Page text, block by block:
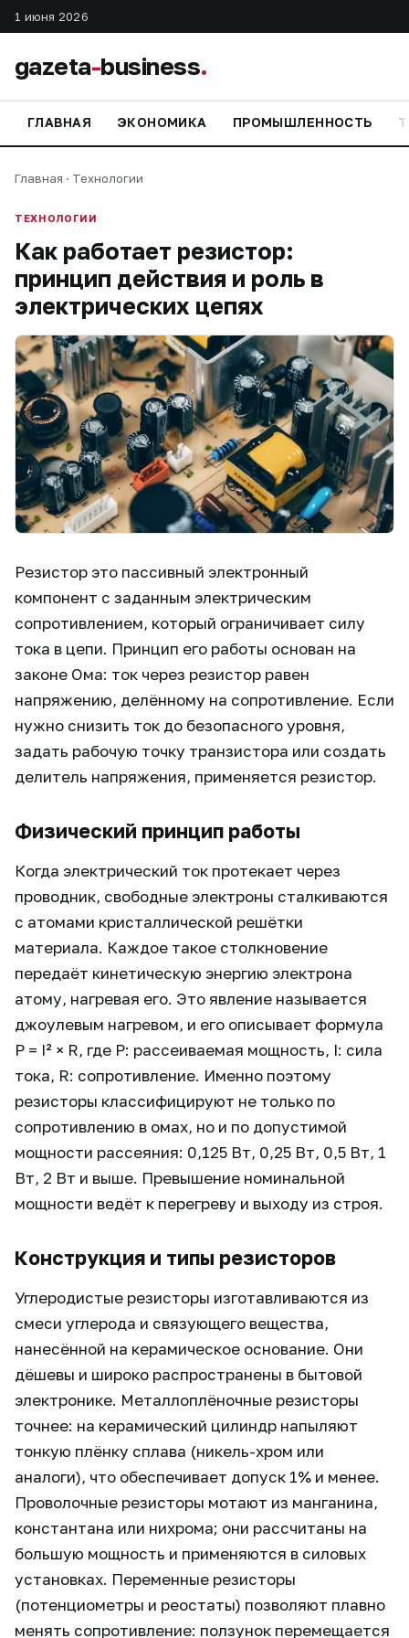
1 июня 2026
gazeta-business.
ГЛАВНАЯ ЭКОНОМИКА ПРОМЫШЛЕННОСТЬ
Главная · Технологии
ТЕХНОЛОГИИ
Как работает резистор:
принцип действия и роль в
электрических цепях
Резистор это пассивный электронный
компонент с заданным электрическим
сопротивлением, который ограничивает силу
тока в цепи. Принцип его работы основан на
законе Ома: ток через резистор равен
напряжению, делённому на сопротивление. Если
нужно снизить ток до безопасного уровня,
задать рабочую точку транзистора или создать
делитель напряжения, применяется резистор.
Физический принцип работы
Когда электрический ток протекает через
проводник, свободные электроны сталкиваются
с атомами кристаллической решётки
материала. Каждое такое столкновение
передаёт кинетическую энергию электрона
атому, нагревая его. Это явление называется
джоулевым нагревом, и его описывает формула
P = I² × R, где P: рассеиваемая мощность, I: сила
тока, R: сопротивление. Именно поэтому
резисторы классифицируют не только по
сопротивлению в омах, но и по допустимой
мощности рассеяния: 0,125 Вт, 0,25 Вт, 0,5 Вт, 1
Вт, 2 Вт и выше. Превышение номинальной
мощности ведёт к перегреву и выходу из строя.
Конструкция и типы резисторов
Углеродистые резисторы изготавливаются из
смеси углерода и связующего вещества,
нанесённой на керамическое основание. Они
дёшевы и широко распространены в бытовой
электронике. Металлоплёночные резисторы
точнее: на керамический цилиндр напыляют
тонкую плёнку сплава (никель-хром или
аналоги), что обеспечивает допуск 1% и менее.
Проволочные резисторы мотают из манганина,
константана или нихрома; они рассчитаны на
большую мощность и применяются в силовых
установках. Переменные резисторы
(потенциометры и реостаты) позволяют плавно
менять сопротивление: ползунок перемещается